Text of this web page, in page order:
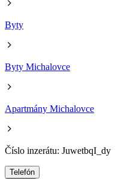
Byty
Byty Michalovce
Apartmány Michalovce
Číslo inzerátu: JuwetbqI_dy
Telefón